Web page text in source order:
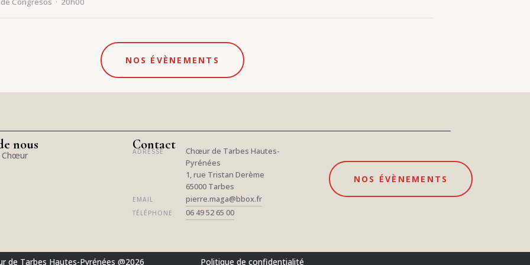
NOS ÉVÈNEMENTS
nous
Chœur
Contact
ADRESSE
Chœur de Tarbes Hautes-
Pyrénées
1, rue Tristan Derème
65000 Tarbes
EMAIL pierre.maga@bbox.fr
TÉLÉPHONE 06 49 52 65 00
NOS ÉVÈNEMENTS
de Tarbes Hautes-Pyrénées @2026 Politique de confidentialité